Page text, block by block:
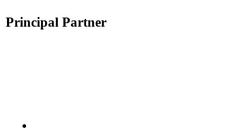
Principal Partner